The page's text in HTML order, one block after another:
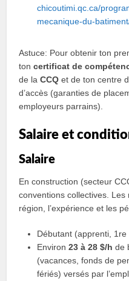
chicoutimi.qc.ca/
mecanique-du-
Astuce: Pour obtenir ton
toncertificat de
de laCCQ et de ton centre
d’accès (garanties de
employeurs parrains).
Salaire et
Salaire
En construction (secteur
conventions collectives.
région, l’expérience et les
Débutant (apprenti, 1re
Environ23 à 28 $/h de
(vacances, fonds de
fériés) versés par